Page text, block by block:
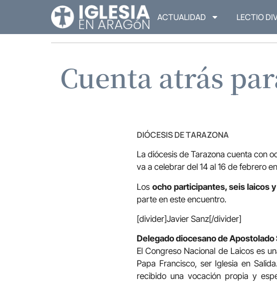
ACTUALIDAD LECTIO
Cuenta atrás
DIÓCESIS DE TARAZONA
La diócesis de Tarazona cuenta con
va a celebrar del 14 al 16 de febrero
Losocho participantes, seis laicos
parte en este encuentro.
[divider]Javier Sanz[/divider]
Delegado diocesano de Apostolado
El Congreso Nacional de Laicos es
Papa Francisco, ser Iglesia en
recibido una vocación propia y